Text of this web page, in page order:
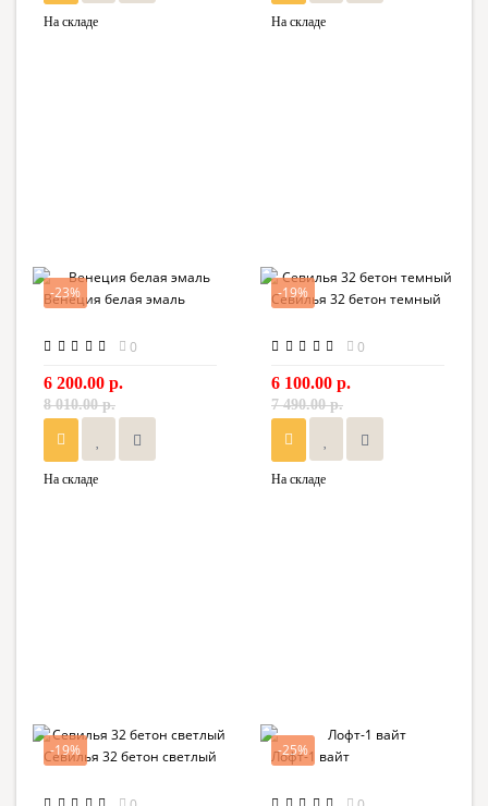
На складе На складе
-23%
Венеция белая эмаль
0
6 200.00 р.
8 010.00 р.
На складе
-19%
Севилья 32 бетон темный
0
6 100.00 р.
7 490.00 р.
На складе
-19%
Севилья 32 бетон светлый -25%
Лофт-1 вайт